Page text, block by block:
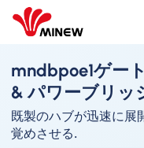
mndbpoe1ゲー
& パワーブリッ
既製のハブが迅速に展
覚めさせる.